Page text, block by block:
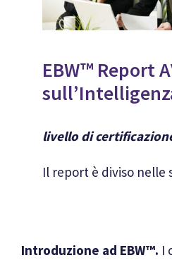
EBW™ Report
livello di
Il report è diviso nelle
Introduzione ad EBW™. I